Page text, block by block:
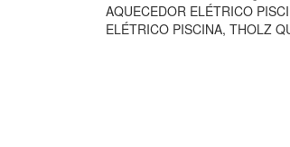
AQUECEDOR ELÉTRICO
ELÉTRICO PISCINA, THOLZ